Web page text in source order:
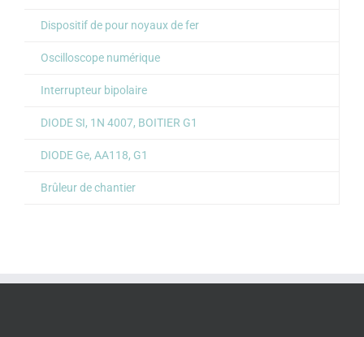
Dispositif de pour noyaux de fer
Oscilloscope numérique
Interrupteur bipolaire
DIODE SI, 1N 4007, BOITIER G1
DIODE Ge, AA118, G1
Brûleur de chantier